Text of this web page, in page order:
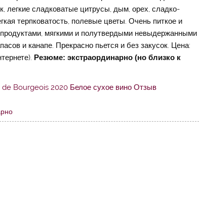
легкие сладковатые цитрусы, дым, орех, сладко-
терпковатость, полевые цветы. Очень питкое и
мягкими и полутвердыми невыдержанными
и канапе. Прекрасно пьется и без закусок. Цена:
Резюме: экстраординарно (но близко к